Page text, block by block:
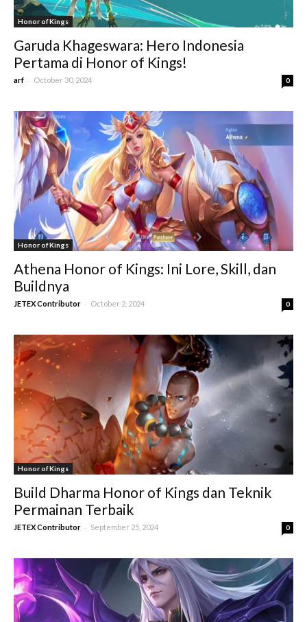
Honor of Kings
Garuda Khageswara: Hero Indonesia
Pertama di Honor of Kings!
arf - October 30, 2024 0
Honor of Kings
Athena Honor of Kings: Ini Lore, Skill, dan
Buildnya
JETEX Contributor - October 2, 2024 0
Honor of Kings
Build Dharma Honor of Kings dan Teknik
Permainan Terbaik
JETEX Contributor - September 25, 2024 0